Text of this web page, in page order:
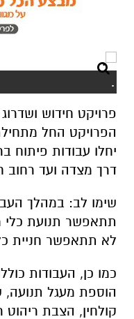
יחלו עבודות פיתוח
שימו לב: במהלך
תתאפשר תנועת כלי
לא תתאפשר חניית
כמו כן, העבודות
הוספת מעגל תנועה,
קולחין, הצבת ריהוט
בנוסף, החל מתחילת
בהסדרי התנועה